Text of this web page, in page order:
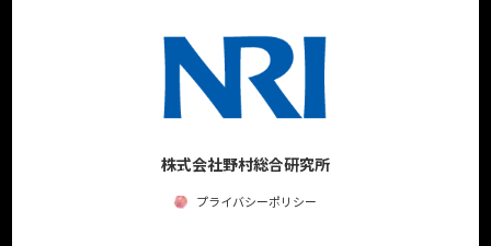
株式会社野村総合研究所
プライバシーポリシー